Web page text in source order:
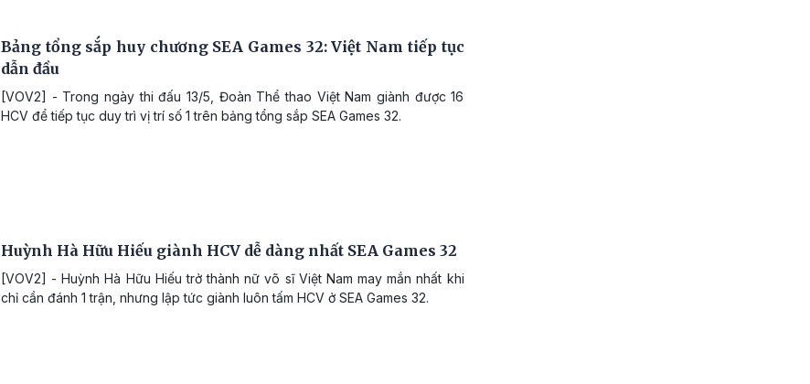
Bảng tổng sắp huy chương SEA Games 32: Việt Nam tiếp tục
dẫn đầu
[VOV2] - Trong ngày thi đấu 13/5, Đoàn Thể thao Việt Nam giành được 16
HCV để tiếp tục duy trì vị trí số 1 trên bảng tổng sắp SEA Games 32.
Huỳnh Hà Hữu Hiếu giành HCV dễ dàng nhất SEA Games 32
[VOV2] - Huỳnh Hà Hữu Hiếu trở thành nữ võ sĩ Việt Nam may mắn nhất khi
chỉ cần đánh 1 trận, nhưng lập tức giành luôn tấm HCV ở SEA Games 32.